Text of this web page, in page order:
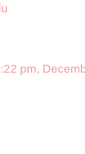
pm,